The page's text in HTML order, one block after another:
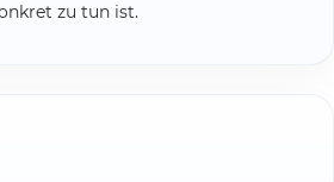
zu tun ist.